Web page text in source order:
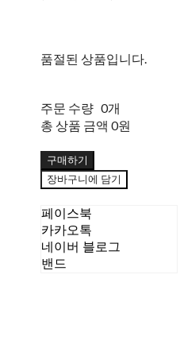
품절된 상품입니다.
주문 수량 0개
총 상품 금액 0원
구매하기
장바구니에 담기
페이스북
카카오톡
네이버 블로그
밴드